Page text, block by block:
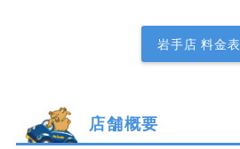
岩手店 料金表
店舗概要